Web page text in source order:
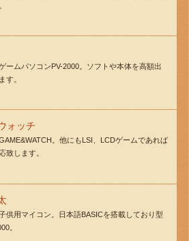
ームパソコンPV-2000。ソフトや本体を高額出
す。
ォッチ
。他にもLSI、LCDゲームであれば
致します。
供用マイコン。日本語BASICを搭載しており型
。